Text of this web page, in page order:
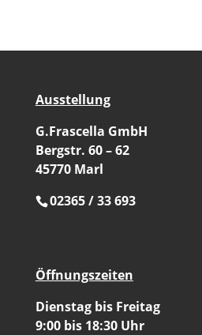
Ausstellung
G.Frascella GmbH
Bergstr. 60 – 62
45770 Marl
02365 / 33 693
Öffnungszeiten
Dienstag bis Freitag
9:00 bis 18:30 Uhr